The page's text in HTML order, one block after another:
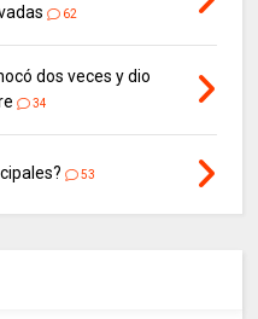
62
dos veces y dio
34
53